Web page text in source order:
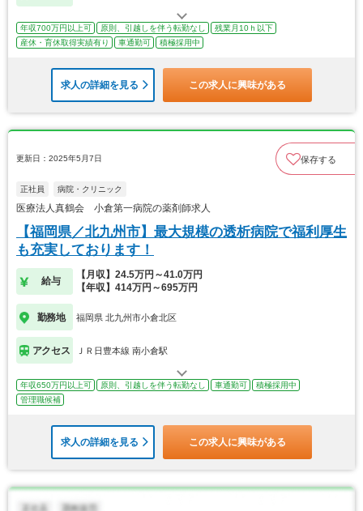
年収700万円以上可 原則、引越しを伴う転勤なし
残業月10ｈ以下
産休・育休取得実績有り
車通勤可 積極採用中
求人の詳細を見る この求人に興味がある
更新日：2025年5月7日 保存する
正社員 病院・クリニック
医療法人真鶴会 小倉第一病院の薬剤師求人
【福岡県／北九州市】最大規模の透析病院で福利厚生
も充実しております！
給与
【月収】24.5万円～41.0万円
【年収】414万円～695万円
勤務地 福岡県 北九州市小倉北区
アクセス ＪＲ日豊本線 南小倉駅
年収650万円以上可 原則、引越しを伴う転勤なし 車通勤可
積極採用中
管理職候補
求人の詳細を見る この求人に興味がある